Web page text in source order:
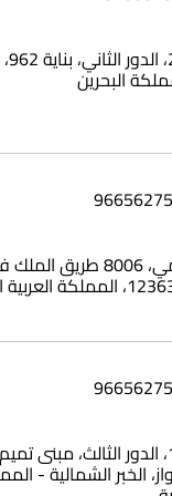
بناية وامي، 8006
شقة 12، الدور الثالث،
الخبر الشمالية -